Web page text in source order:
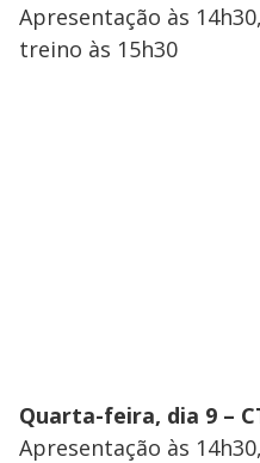
Apresentação às
treino às 15h30
Quarta-feira, dia 9 –
Apresentação às